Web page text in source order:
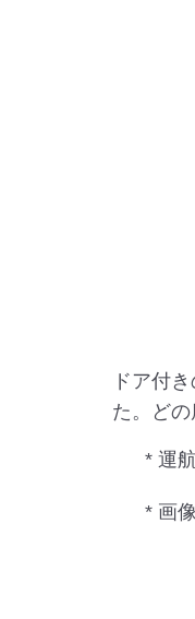
ドア付
た。ど
* 運
* 画